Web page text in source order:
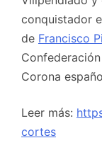
conquistador
de Francisco
Confederación
Corona
Leer más:
cortes